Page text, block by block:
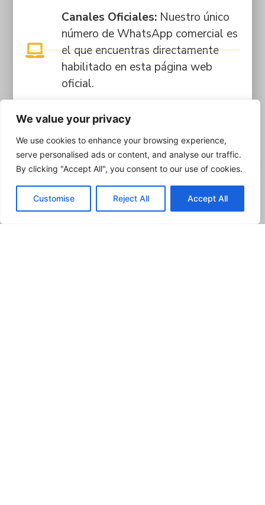
We value your privacy
We use cookies to enhance your browsing experience,
serve personalised ads or content, and analyse our traffic.
By clicking "Accept All", you consent to our use of cookies.
Customise Reject All Accept All
Canales Oficiales:Nuestro único
número de WhatsApp comercial es
el que encuentras directamente
habilitado en esta página web
oficial.
Pagos Seguros:
exclusivamente en nuestras sedes
físicas o mediante la plataforma
estudiantil Q10. Si realizas
transferencias bancarias (ej.
Bancolombia), la cuenta SIEMPRE